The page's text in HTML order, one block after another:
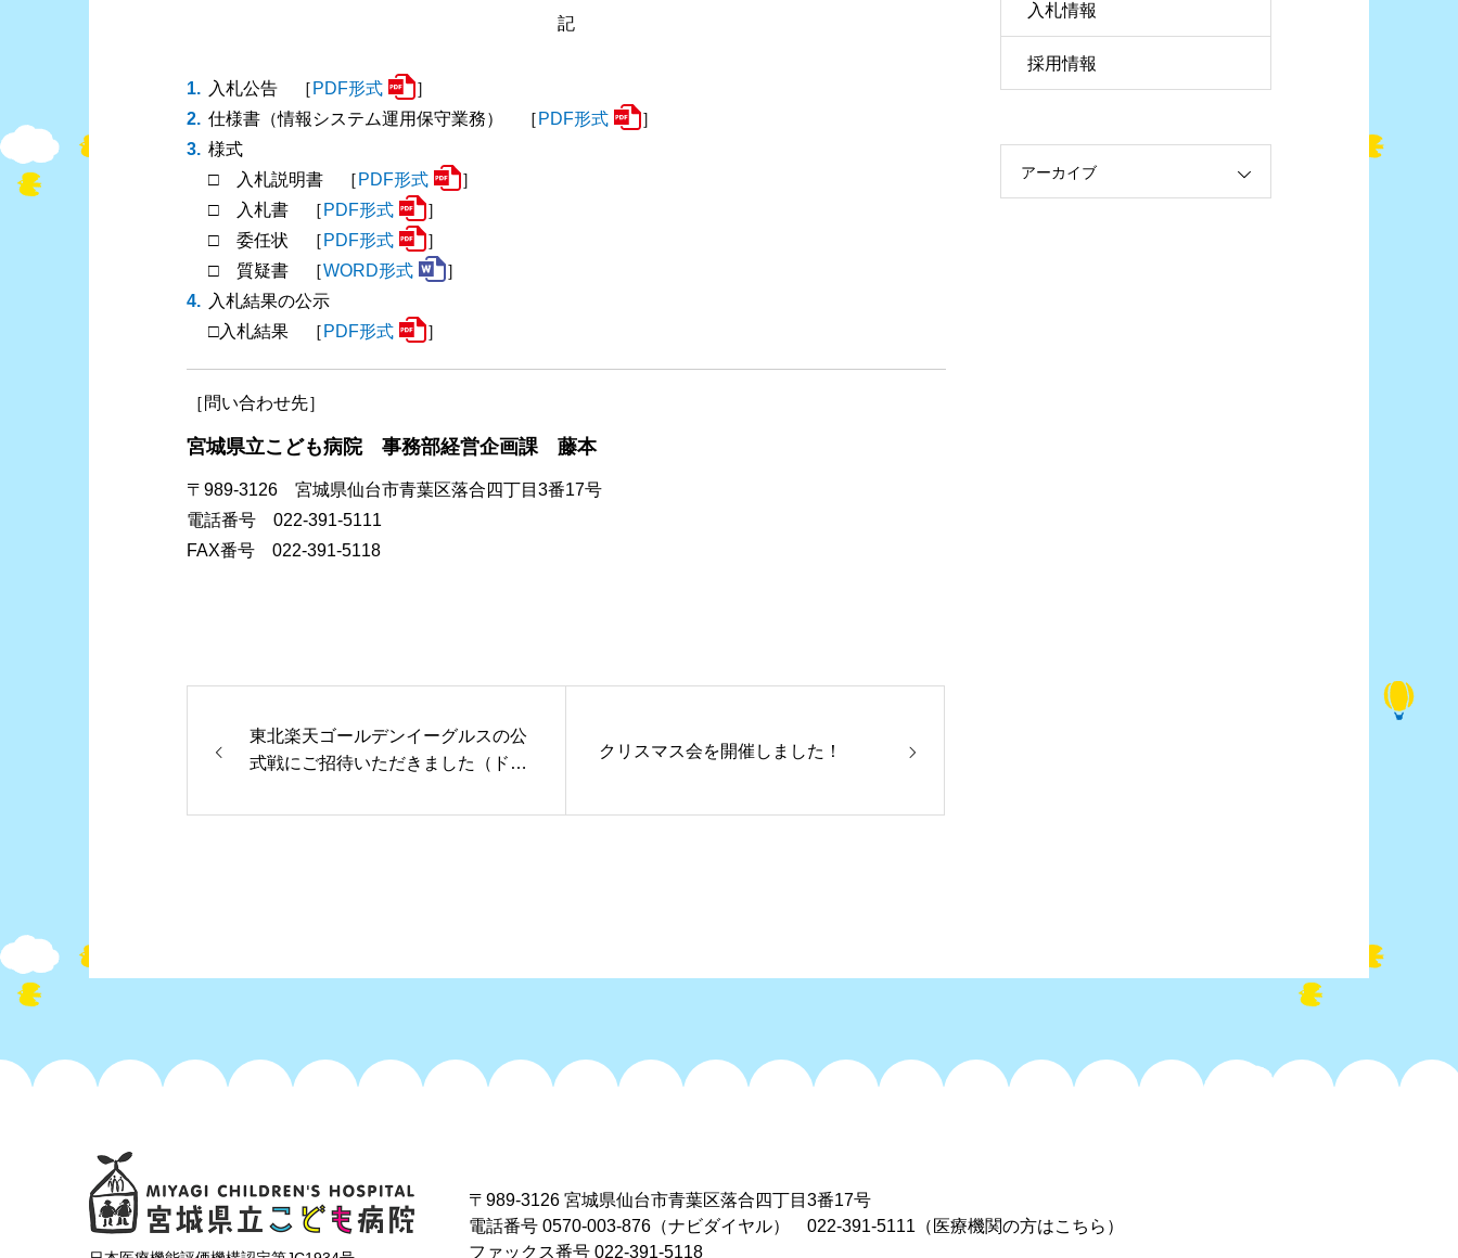
記
入札公告 ［ PDF形式
］
仕様書（情報システム運用保守業務） ［ PDF形式
］
様式
□ 入札説明書 ［ PDF形式
］
□ 入札書 ［ PDF形式
］
□ 委任状 ［ PDF形式
］
□ 質疑書 ［WORD形式
］
入札結果の公示
□入札結果 ［ PDF形式 ］
［問い合わせ先］
宮城県立こども病院 事務部経営企画課 藤本
〒989-3126 宮城県仙台市青葉区落合四丁目3番17号
電話番号 022-391-5111
FAX番号 022-391-5118
東北楽天ゴールデンイーグルスの公
式戦にご招待いただきました（ドリ
クリスマス会を開催しました！
入札情報
採用情報
アーカイブ
〒989-3126 宮城県仙台市青葉区落合四丁目3番17号
電話番号 0570-003-876 （ナビダイヤル） 022-391-5111 （医療機関の方はこちら）
ファックス番号 022-391-5118